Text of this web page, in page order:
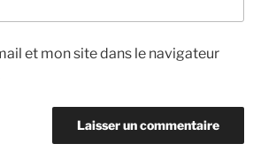
et mon site dans le navigateur